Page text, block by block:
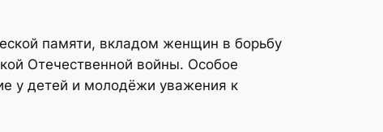
памяти, вкладом женщин в борьбу
Отечественной войны. Особое
у детей и молодёжи уважения к